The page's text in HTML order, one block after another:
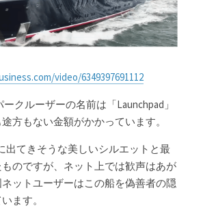
video/6349397691112
方もない金額がかかっています。
出てきそうな美しいシルエットと最
のですが、ネット上では歓声はあが
ットユーザーはこの船を偽善者の隠
ます。